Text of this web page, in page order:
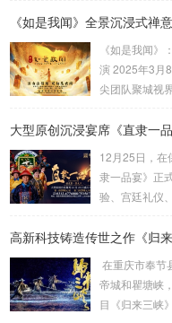
团队：刘峰 杨
明技术总监：
舞美设计：李
《如是我闻》全景沉浸式禅
《如是我闻
演 2025年3月
尖团队聚城视
作品，通过创
教哲理与现代
《如是我闻》
命、...
大型原创沉浸宴席《直隶一品
12月25日，在
隶一品宴》正
验、宫廷礼仪
官府菜第六代
餐一饭精雕细
的形式呈现在
受直隶文化的
高新科技铸造传世之作《归来
在重庆市奉节
帝城和瞿塘峡
目《归来三峡